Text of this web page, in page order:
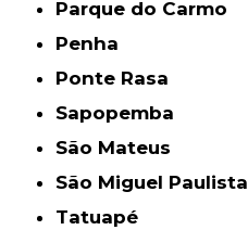
Parque do Carmo
Penha
Ponte Rasa
Sapopemba
São Mateus
São Miguel Paulista
Tatuapé